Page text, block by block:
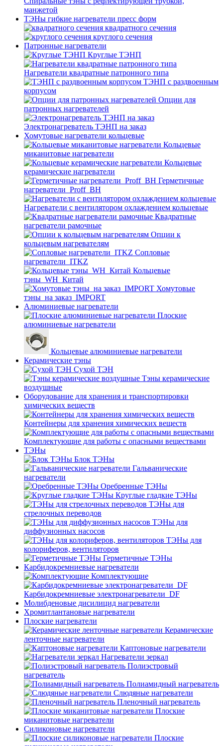
манжетой
ТЭНы гибкие нагреватели пресс форм
квадратного сечения
круглого сечения
Патронные нагреватели
Круглые ТЭНП
Нагреватели квадратные патронного типа
ТЭНП с раздвоенным
корпусом
Опции для
патронных нагревателей
Электронагреватель ТЭНП на заказ
Хомутовые нагреватели кольцевые
Кольцевые
миканитовые нагреватели
Кольцевые
керамические нагреватели
Герметичные
нагреватели_Proff_BH
Нагреватели с вентилятором охлаждением кольцевые
Квадратные
нагреватели рамочные
Опции к
кольцевым нагревателям
Cопловые
нагреватели_ITKZ
Кольцевые
тэны_WH_Китай
Хомутовые
тэны_на заказ_IMPORT
Алюминиевые нагреватели
Плоские
алюминиевые нагреватели
Кольцевые алюминиевые нагреватели
Керамические тэны
Сухой ТЭН
Тэны керамические
воздушные
Оборудование для хранения и транспортировки
химических веществ
Контейнеры для хранения химических веществ
Комплектующие для работы с опасными веществами
ТЭНы
Блок ТЭНы
Гальванические
нагреватели
Оребренные ТЭНы
Круглые гладкие ТЭНы
ТЭНы для
стрелочных переводов
ТЭНы для
диффузионных насосов
ТЭНы для
колориферов, вентиляторов
Герметичные ТЭНы
Карбидокремниевые нагреватели
Комплектующие
Карбидокремниевые электронагреватели_DF
Молибденовые дисилицид нагреватели
Хромитлантановые нагреватели
Плоские нагреватели
Керамические
ленточные нагреватели
Каптоновые нагреватели
Нагреватели зеркал
Полиэстровый
нагреватель
Полиамидный нагреватель
Слюдяные нагреватели
Пленочный нагреватель
Плоские
миканитовые нагреватели
Силиконовые нагреватели
Плоские